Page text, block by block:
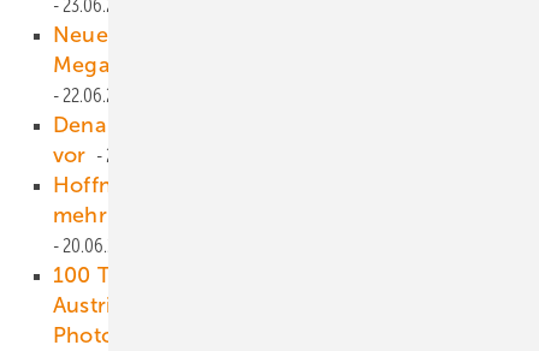
23.06.2025
Neuer Marktakteur: EDP plant 219-
Megawatt-Windpark in Lüneburger Heide
22.06.2025
Dena schlägt rechtlichen Rahmen für PPA
vor
20.06.2025
Hoffnungen der Windkraftwirtschaft auf
mehr Turbinenerrichtungen stagnieren
20.06.2025
100 Tage Bundesregierung in Österreich: PV
Austria fordert bessere Regelungen für
Photovoltaik